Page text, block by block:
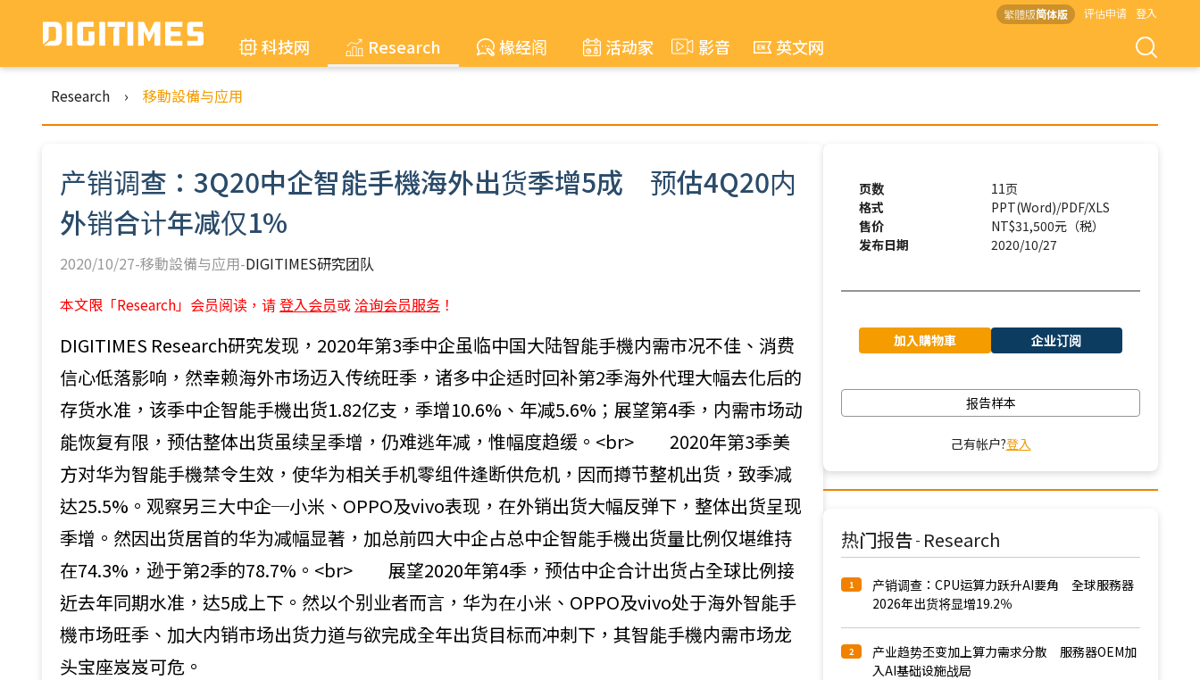
繁體版简体版 评估申请 登入
科技网 Research 椽经阁 活动家 影音 英文网
Research › 移動設備与应用
产销调查：3Q20中企智能手機海外出货季增5成 预估4Q20内
外销合计年减仅1%
2020/10/27-移動設備与应用-DIGITIMES研究团队
本文限「Research」会员阅读，请登入会员或 洽询会员服务 ！
DIGITIMES Research研究发现，2020年第3季中企虽临中国大陆智能手機内需市况不佳、消费
信心低落影响，然幸赖海外市场迈入传统旺季，诸多中企适时回补第2季海外代理大幅去化后的
存货水准，该季中企智能手機出货1.82亿支，季增10.6%、年减5.6%；展望第4季，内需市场动
能恢复有限，预估整体出货虽续呈季增，仍难逃年减，惟幅度趋缓。<br> 2020年第3季美
方对华为智能手機禁令生效，使华为相关手机零组件逢断供危机，因而撙节整机出货，致季减
达25.5%。观察另三大中企─小米、OPPO及vivo表现，在外销出货大幅反弹下，整体出货呈现
季增。然因出货居首的华为减幅显著，加总前四大中企占总中企智能手機出货量比例仅堪维持
在74.3%，逊于第2季的78.7%。<br> 展望2020年第4季，预估中企合计出货占全球比例接
近去年同期水准，达5成上下。然以个别业者而言，华为在小米、OPPO及vivo处于海外智能手
機市场旺季、加大内销市场出货力道与欲完成全年出货目标而冲刺下，其智能手機内需市场龙
头宝座岌岌可危。
页数
11页
格式
PPT(Word)/PDF/XLS
售价
NT$31,500元（税）
发布日期
2020/10/27
加入購物車 企业订阅
报告样本
己有帐户?登入
热门报告 - Research
1
产销调查：CPU运算力跃升AI要角 全球服務器
2026年出货将显增19.2％
2
产业趋势丕变加上算力需求分散 服務器OEM加
入AI基础设施战局